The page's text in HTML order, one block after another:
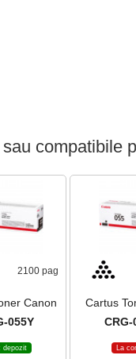
compatibile
2100 pag
Canon
055Y
depozit
Cartus
La